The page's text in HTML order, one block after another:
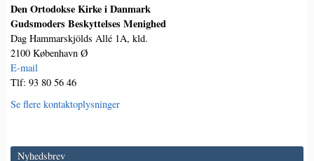
Den Ortodokse Kirke i Danmark
Gudsmoders Beskyttelses Menighed
Dag Hammarskjölds Allé 1A, kld.
2100 København Ø
E-mail
Tlf: 93 80 56 46
Se flere kontaktoplysninger
Nyhedsbrev